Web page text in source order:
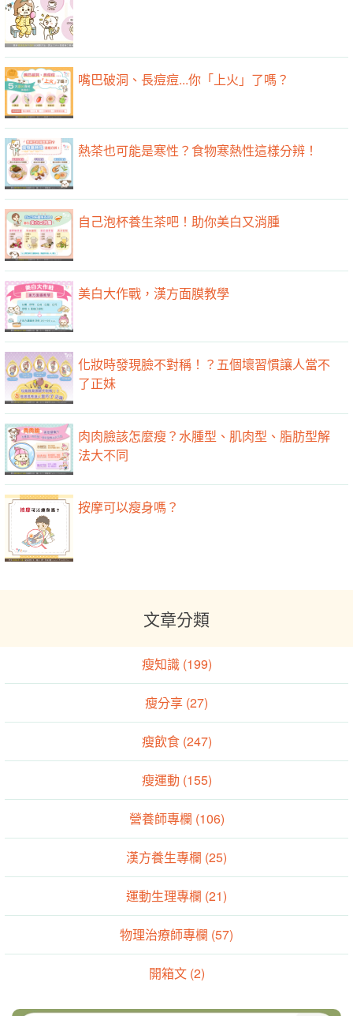
嘴巴破洞、長痘痘...你「上火」了嗎？
熱茶也可能是寒性？食物寒熱性這樣分辨！
自己泡杯養生茶吧！助你美白又消腫
美白大作戰，漢方面膜教學
化妝時發現臉不對稱！？五個壞習慣讓人當不
了正妹
肉肉臉該怎麼瘦？水腫型、肌肉型、脂肪型解
法大不同
按摩可以瘦身嗎？
文章分類
瘦知識 (199)
瘦分享 (27)
瘦飲食 (247)
瘦運動 (155)
營養師專欄 (106)
漢方養生專欄 (25)
運動生理專欄 (21)
物理治療師專欄 (57)
開箱文 (2)